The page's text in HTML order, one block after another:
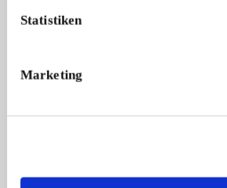
Statistiken
Marketing
Verkaufe Citroen CX GTI 2,4 Serie 1